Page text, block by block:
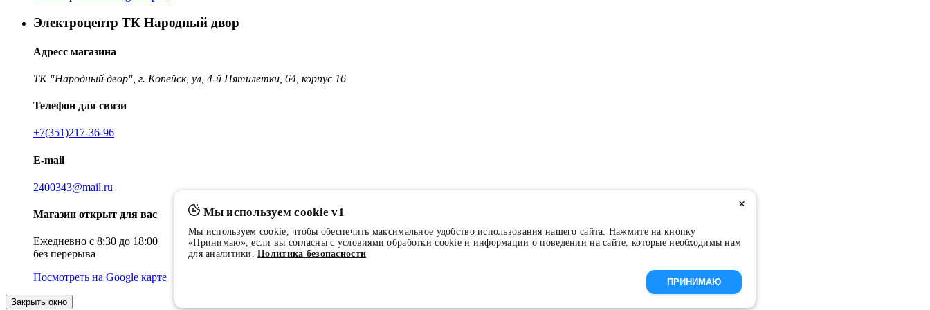
Электроцентр ТК Народный двор
Адресс магазина
ТК "Народный двор", г. Копейск, ул, 4-й Пятилетки, 64, корпус 16
Телефон для связи
+7(351)217-36-96
E-mail
2400343@mail.ru
Магазин открыт для вас
Ежедневно с 8:30 до 18:00
без перерыва
Посмотреть на Google карте
Закрыть окно
×
Мы используем cookie v1
Мы используем cookie, чтобы обеспечить максимальное удобство использования нашего сайта. Нажмите на кнопку
«Принимаю», если вы согласны с условиями обработки cookie и информации о поведении на сайте, которые необходимы нам
для аналитики.Политика безопасности
ПРИНИМАЮ